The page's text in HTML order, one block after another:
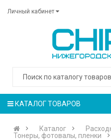
Личный кабинет
КАТАЛОГ ТОВАРОВ
Каталог
Тонеры, фотовалы, пленки